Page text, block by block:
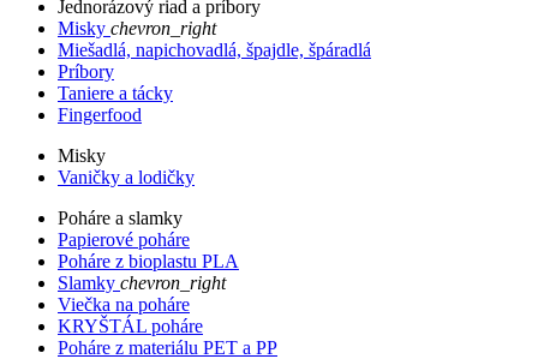
Jednorázový riad a príbory
Misky chevron_right
Miešadlá, napichovadlá, špajdle, špáradlá
Príbory
Taniere a tácky
Fingerfood
Misky
Vaničky a lodičky
Poháre a slamky
Papierové poháre
Poháre z bioplastu PLA
Slamky chevron_right
Viečka na poháre
KRYŠTÁL poháre
Poháre z materiálu PET a PP